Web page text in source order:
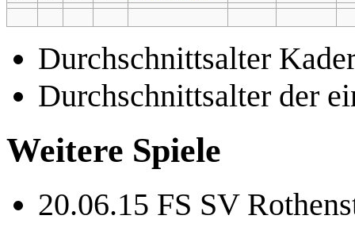
Durchschnittsalter
Durchschnittsalter der
Weitere Spiele
20.06.15 FS SV